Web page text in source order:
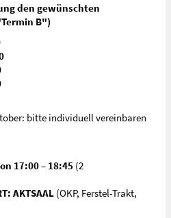
den gewünschten
B")
bitte individuell vereinbaren
17:00 – 18:45 (2
AKTSAAL (OKP, Ferstel-Trakt,